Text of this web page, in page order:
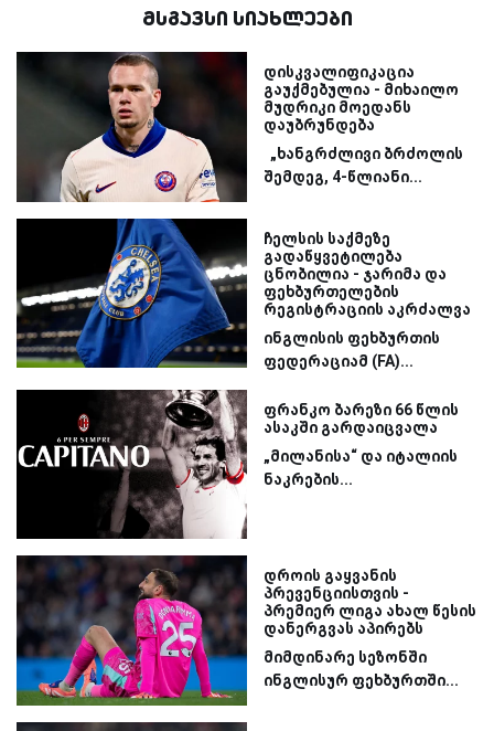
მსგავსი სიახლეები
დისკვალიფიკაცია
გაუქმებულია - მიხაილო
მუდრიკი მოედანს
დაუბრუნდება
„ხანგრძლივი ბრძოლის
შემდეგ, 4-წლიანი...
ჩელსის საქმეზე
გადაწყვეტილება
ცნობილია - ჯარიმა და
ფეხბურთელების
რეგისტრაციის აკრძალვა
ინგლისის ფეხბურთის
ფედერაციამ (FA)...
ფრანკო ბარეზი 66 წლის
ასაკში გარდაიცვალა
„მილანისა“ და იტალიის
ნაკრების...
დროის გაყვანის
პრევენციისთვის -
პრემიერ ლიგა ახალ წესის
დანერგვას აპირებს
მიმდინარე სეზონში
ინგლისურ ფეხბურთში...